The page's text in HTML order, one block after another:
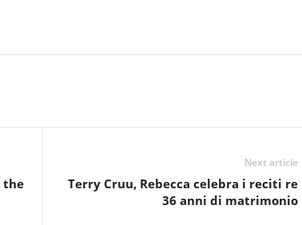
the
Next article
Terry Cruu, Rebecca celebra i reciti re
36 anni di matrimonio